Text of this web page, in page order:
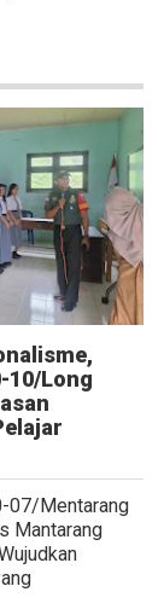
10/Long
07/Mentarang
Mantarang